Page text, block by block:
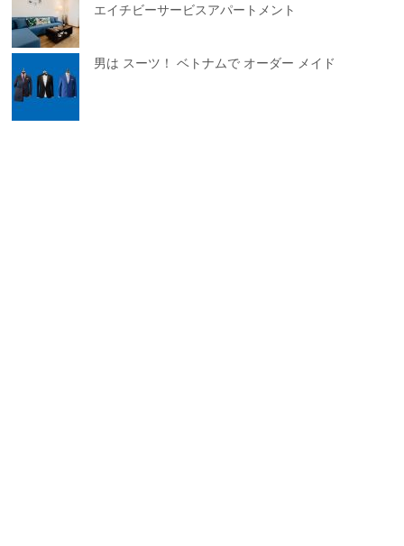
エイチビーサービスアパートメント
男は スーツ！ ベトナムで オーダー メイド